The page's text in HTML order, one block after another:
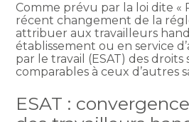
Comme prévu par la loi dite «
récent changement de la
attribuer aux travailleurs
établissement ou en service
par le travail (ESAT) des droits
comparables à ceux d’autres
ESAT :